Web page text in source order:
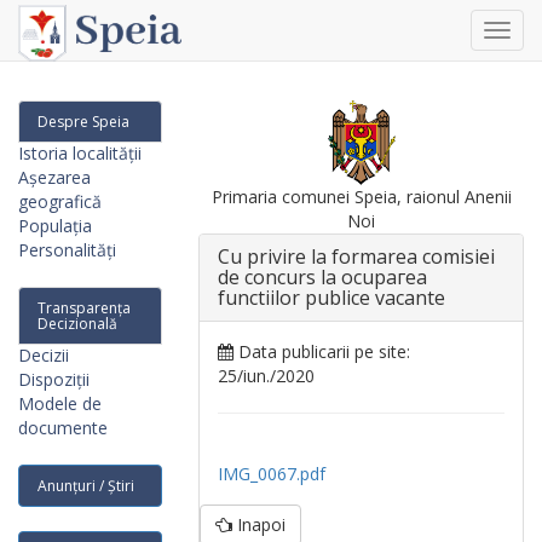
Despre Speia
Istoria localității
Așezarea
geografică
Populația
Personalități
Transparența
Decizională
Decizii
Dispoziții
Modele de
documente
Anunțuri / Știri
Primaria comunei Speia, raionul Anenii
Noi
Cu рrivirе la fоrmаrеа comisiei
de соnсurs la осuрагеа
functiilor publice vacante
Data publicarii pe site:
25/iun./2020
IMG_0067.pdf
Inapoi